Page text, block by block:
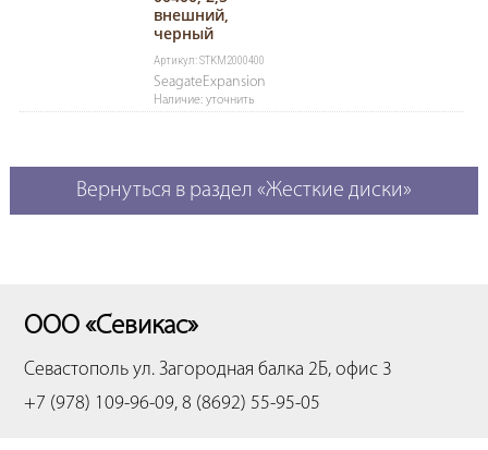
внешний,
черный
Артикул: STKM2000400
SeagateExpansion
Наличие: уточнить
Вернуться в раздел «Жесткие диски»
ООО «Севикас»
Севастополь ул. Загородная балка 2Б, офис 3
+7 (978) 109-96-09, 8 (8692) 55-95-05